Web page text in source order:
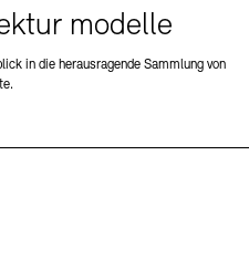
modelle
in die herausragende Sammlung von